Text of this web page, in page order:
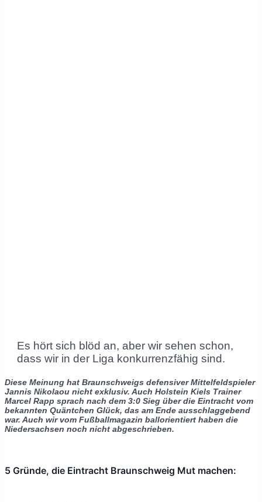
Es hört sich blöd an, aber wir sehen schon,
dass wir in der Liga konkurrenzfähig sind.
Diese Meinung hat Braunschweigs defensiver Mittelfeldspieler
Jannis Nikolaou nicht exklusiv. Auch Holstein Kiels Trainer
Marcel Rapp sprach nach dem 3:0 Sieg über die Eintracht vom
bekannten Quäntchen Glück, das am Ende ausschlaggebend
war. Auch wir vom Fußballmagazin ballorientiert haben die
Niedersachsen noch nicht abgeschrieben.
5 Gründe, die Eintracht Braunschweig Mut machen: